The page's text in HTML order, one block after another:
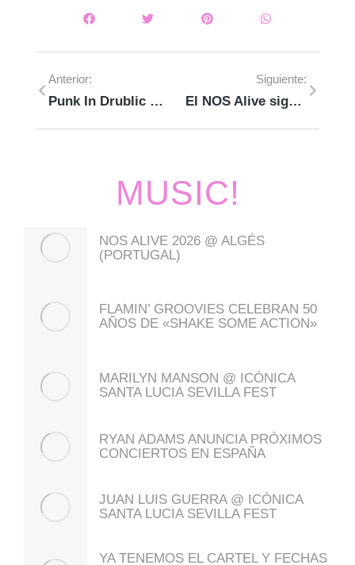
Anterior:
Punk In Drublic Fest llega a España
Siguiente:
El NOS Alive sigue dando confirmaciones
MUSIC!
NOS ALIVE 2026 @ ALGÉS
(PORTUGAL)
FLAMIN’ GROOVIES CELEBRAN 50
AÑOS DE «SHAKE SOME ACTION»
MARILYN MANSON @ ICÓNICA
SANTA LUCIA SEVILLA FEST
RYAN ADAMS ANUNCIA PRÓXIMOS
CONCIERTOS EN ESPAÑA
JUAN LUIS GUERRA @ ICÓNICA
SANTA LUCIA SEVILLA FEST
YA TENEMOS EL CARTEL Y FECHAS